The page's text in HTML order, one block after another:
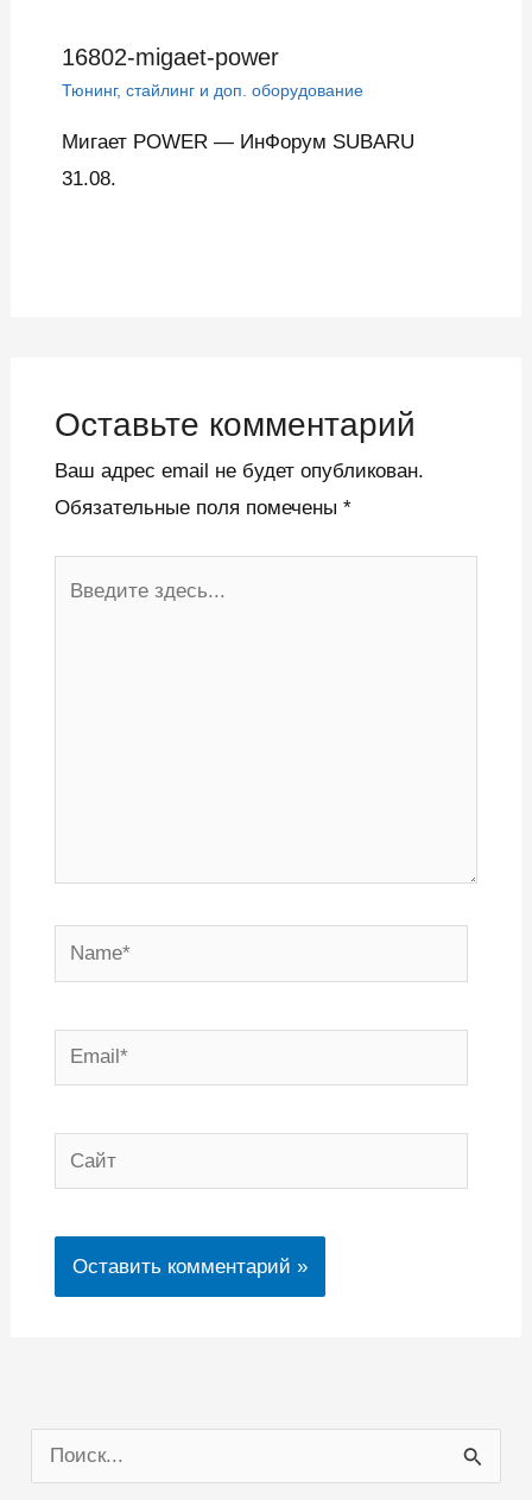
16802-migaet-power
Тюнинг, стайлинг и доп. оборудование
Мигает POWER — ИнФорум SUBARU
31.08.
Оставьте комментарий
Ваш адрес email не будет опубликован.
Обязательные поля помечены *
Name*
Email*
Сайт
о